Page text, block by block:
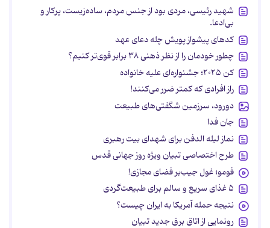
شهید رئیسی، مردی بود از جنس مردم، ساده‌زیست، پرکار و
بی‌ادعا.
کدهای پیشواز پویش چله دعای عهد
چطور خودمان را از نظر ذهنی ۳۸ برابر قوی‌تر کنیم؟
کن ۲۰۲۵؛ جشنواره‌ای علیه خانواده
راز افرادی که کمتر ضرر می‌کنند!
دورود، سرزمین شگفتی‌های طبیعت
جان فدا
نماز لیله الدفن برای شهدای بیت رهبری
طرح اختصاصی تبیان ویژه روز جهانی قدس
فومو؛ غول جیب‌بر فضای مجازی!
۵ غذای سریع و سالم برای طبیعت‌گردی
نتیجه حمله آمریکا به ایران چیست؟
رونمایی از اتاق برق جدید تبیان